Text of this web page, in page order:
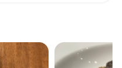
ープン準備
調理から徐々にお任せして